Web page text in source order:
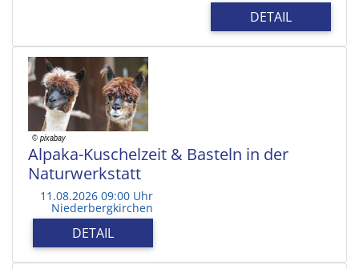
DETAIL
Alpaka-Kuschelzeit & Basteln in der
Naturwerkstatt
11.08.2026 09:00 Uhr
Niederbergkirchen
DETAIL